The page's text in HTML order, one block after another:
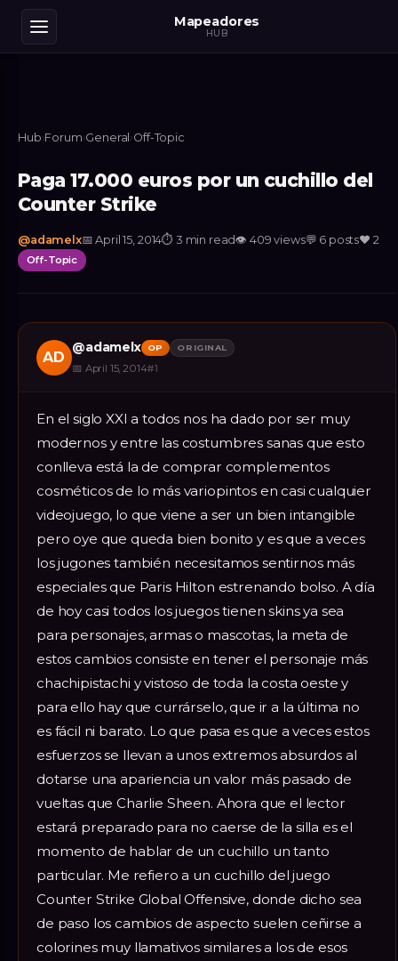
Mapeadores
HUB
Hub›Forum›General ›Off-Topic
Paga 17.000 euros por un cuchillo del
Counter Strike
@adamelx📅April 15, 2014⏱ 3 min read👁 409 views💬 6 posts❤️ 2
Off-Topic
AD
@adamelx OP ORIGINAL
📅 April 15, 2014#1
En el siglo XXI a todos nos ha dado por ser muy
modernos y entre las costumbres sanas que esto
conlleva está la de comprar complementos
cosméticos de lo más variopintos en casi cualquier
videojuego, lo que viene a ser un bien intangible
pero oye que queda bien bonito y es que a veces
los jugones también necesitamos sentirnos más
especiales que Paris Hilton estrenando bolso. A día
de hoy casi todos los juegos tienen skins ya sea
para personajes, armas o mascotas, la meta de
estos cambios consiste en tener el personaje más
chachipistachi y vistoso de toda la costa oeste y
para ello hay que currárselo, que ir a la última no
es fácil ni barato. Lo que pasa es que a veces estos
esfuerzos se llevan a unos extremos absurdos al
dotarse una apariencia un valor más pasado de
vueltas que Charlie Sheen. Ahora que el lector
estará preparado para no caerse de la silla es el
momento de hablar de un cuchillo un tanto
particular. Me refiero a un cuchillo del juego
Counter Strike Global Offensive, donde dicho sea
de paso los cambios de aspecto suelen ceñirse a
colorines muy llamativos similares a los de esos